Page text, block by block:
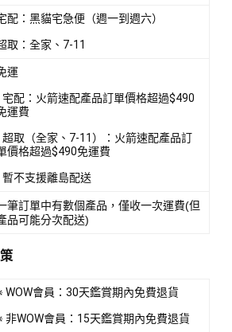
配：黑貓宅急便（週一到週六）
取：全家、7-11
運
宅配：火箭速配產品訂單價格超過$490
運費
超取（全家、7-11）：火箭速配產品訂
價格超過$490免運費
暫不支援離島配送
筆訂單中有數個產品，僅收一次運費(但
品可能分次配送)
WOW會員：30天鑑賞期內免費退貨
非WOW會員：15天鑑賞期內免費退貨